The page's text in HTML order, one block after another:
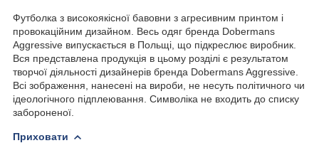
Футболка з високоякісної бавовни з агресивним принтом і
провокаційним дизайном. Весь одяг бренда Dobermans
Aggressive випускається в Польщі, що підкреслює виробник.
Вся представлена продукція в цьому розділі є результатом
творчої діяльності дизайнерів бренда Dobermans Aggressive.
Всі зображення, нанесені на вироби, не несуть політичного чи
ідеологічного підплеювання. Символіка не входить до списку
забороненої.
Приховати